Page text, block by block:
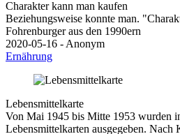
Charakter kann man kaufen
Beziehungsweise konnte man.
Fohrenburger aus den 1990ern
2020-05-16 - Anonym
Ernährung
Lebensmittelkarte
Von Mai 1945 bis Mitte 1953 wurden
Lebensmittelkarten ausgegeben. Nach